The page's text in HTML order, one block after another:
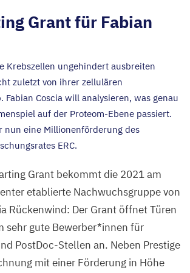
Grant für Fabian
Krebszellen ungehindert ausbreiten
zuletzt von ihrer zellulären
Fabian Coscia will analysieren, was genau
auf der Proteom-Ebene passiert.
nun eine Millionenförderung des
ERC.
Grant bekommt die 2021am
etablierte Nachwuchsgruppe von
Rückenwind: Der Grant öffnet Türen
sehr gute Bewerber*innen für
PostDoc-Stellen an. Neben Prestige
mit einer Förderung in Höhe